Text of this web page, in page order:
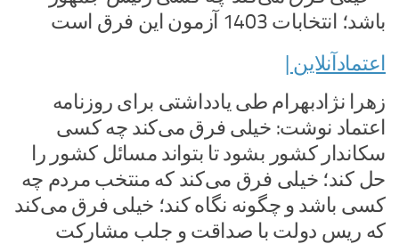
اعتمادآنلاین |
زهرا نژادبهرام طی یادداشتی برای روزنامه
اعتماد نوشت: خیلی فرق می‌کند چه کسی
سکاندار کشور بشود تا بتواند مسائل کشور را
حل کند؛ خیلی فرق می‌کند که منتخب مردم چه
کسی باشد و چگونه نگاه کند؛ خیلی فرق می‌کند
که ریس دولت با صداقت و جلب مشارکت